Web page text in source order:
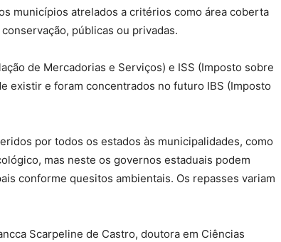
municípios atrelados a critérios como área coberta
públicas ou privadas.
de Mercadorias e Serviços) e ISS (Imposto sobre
existir e foram concentrados no futuro IBS (Imposto
por todos os estados às municipalidades, como
mas neste os governos estaduais podem
conforme quesitos ambientais. Os repasses variam
Scarpeline de Castro, doutora em Ciências